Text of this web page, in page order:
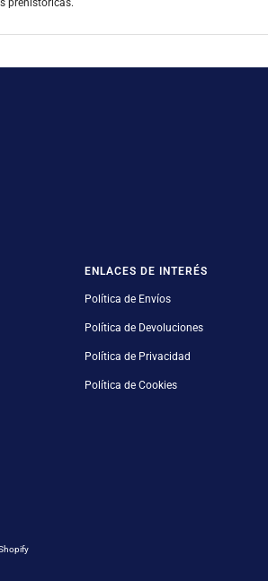
prehistóricas.
ENLACES DE INTERÉS
Política de Envíos
Política de Devoluciones
Política de Privacidad
Política de Cookies